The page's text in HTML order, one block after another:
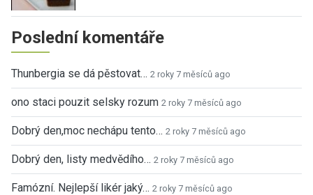
Poslední komentáře
Thunbergia se dá pěstovat… 2 roky 7 měsíců ago
ono staci pouzit selsky rozum 2 roky 7 měsíců ago
Dobrý den,moc nechápu tento… 2 roky 7 měsíců ago
Dobrý den, listy medvědího… 2 roky 7 měsíců ago
Famózní. Nejlepší likér jaký… 2 roky 7 měsíců ago